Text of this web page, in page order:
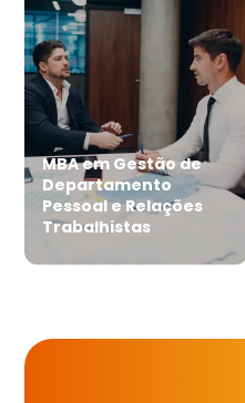
MBA em Gestão de
Departamento
Pessoal e Relações
Trabalhistas